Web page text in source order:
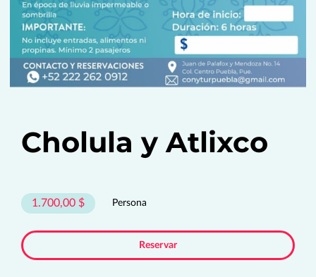
Cholula y Atlixco
1.700,00 $ Persona
Reservar